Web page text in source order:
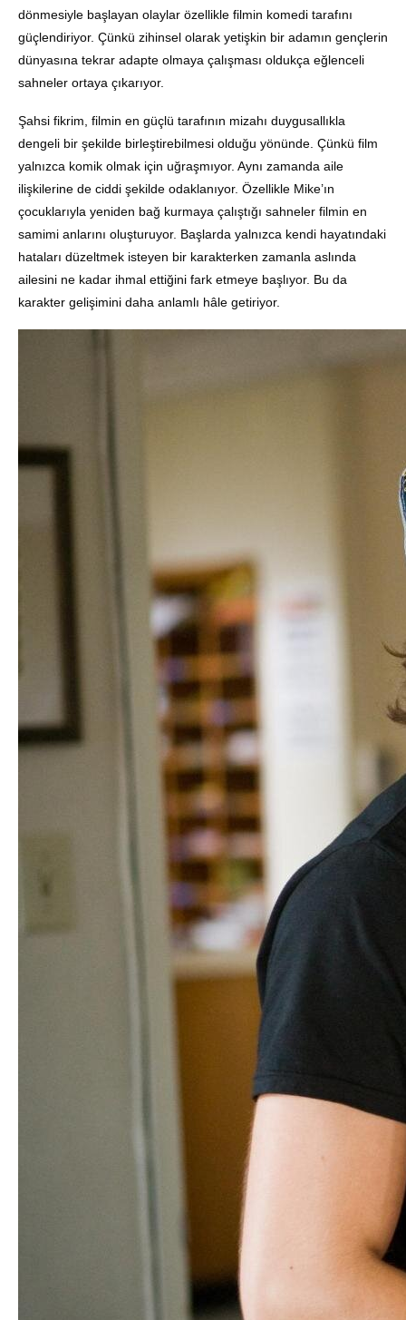
dönmesiyle başlayan olaylar özellikle filmin komedi tarafını
güçlendiriyor. Çünkü zihinsel olarak yetişkin bir adamın gençlerin
dünyasına tekrar adapte olmaya çalışması oldukça eğlenceli
sahneler ortaya çıkarıyor.
Şahsi fikrim, filmin en güçlü tarafının mizahı duygusallıkla
dengeli bir şekilde birleştirebilmesi olduğu yönünde. Çünkü film
yalnızca komik olmak için uğraşmıyor. Aynı zamanda aile
ilişkilerine de ciddi şekilde odaklanıyor. Özellikle Mike’ın
çocuklarıyla yeniden bağ kurmaya çalıştığı sahneler filmin en
samimi anlarını oluşturuyor. Başlarda yalnızca kendi hayatındaki
hataları düzeltmek isteyen bir karakterken zamanla aslında
ailesini ne kadar ihmal ettiğini fark etmeye başlıyor. Bu da
karakter gelişimini daha anlamlı hâle getiriyor.